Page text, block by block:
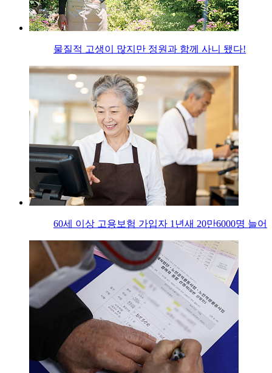
물질적 고생이 많지만 정원과 함께 사니 됐다!
60세 이상 고용보험 가입자 1년새 20만6000명 늘어